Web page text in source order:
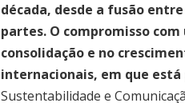
década, desde a fusão
partes. O compromisso
consolidação e no
internacionais, em que está
Sustentabilidade e